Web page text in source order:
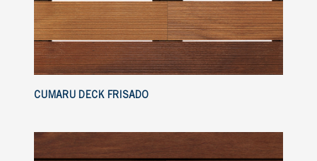
CUMARU DECK FRISADO